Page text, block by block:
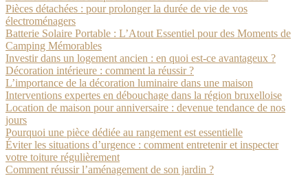
Pièces détachées : pour prolonger la durée de vie de vos
électroménagers
Batterie Solaire Portable : L’Atout Essentiel pour des Moments de
Camping Mémorables
Investir dans un logement ancien : en quoi est-ce avantageux ?
Décoration intérieure : comment la réussir ?
L’importance de la décoration luminaire dans une maison
Interventions expertes en débouchage dans la région bruxelloise
Location de maison pour anniversaire : devenue tendance de nos
jours
Pourquoi une pièce dédiée au rangement est essentielle
Éviter les situations d’urgence : comment entretenir et inspecter
votre toiture régulièrement
Comment réussir l’aménagement de son jardin ?